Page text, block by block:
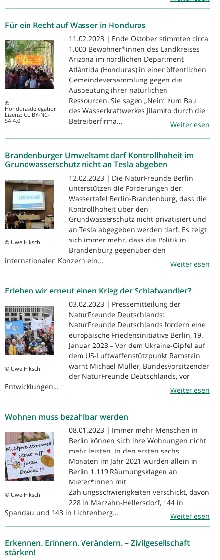
Für ein Recht auf Wasser in Honduras
©
Hondurasdelegation
Lizenz: CC BY-NC-
SA 4.0
11.02.2023 | Ende Oktober stimmten circa
1.000 Bewohner*innen des Landkreises
Arizona im nördlichen Department
Atlántida (Honduras) in einer öffentlichen
Gemeindeversammlung gegen die
Ausbeutung ihrer natürlichen
Ressourcen. Sie sagen „Nein“ zum Bau
des Wasserkraftwerkes Jilamito durch die
Betreiberfirma...
Weiterlesen
Brandenburger Umweltamt darf Kontrollhoheit im
Grundwasserschutz nicht an Tesla abgeben
© Uwe Hiksch
12.02.2023 | Die NaturFreunde Berlin
unterstützen die Forderungen der
Wassertafel Berlin-Brandenburg, dass die
Kontrollhoheit über den
Grundwasserschutz nicht privatisiert und
an Tesla abgegeben werden darf. Es zeigt
sich immer mehr, dass die Politik in
Brandenburg gegenüber den
internationalen Konzern ein...
Weiterlesen
Erleben wir erneut einen Krieg der Schlafwandler?
© Uwe Hiksch
03.02.2023 | Pressemitteilung der
NaturFreunde Deutschlands:
NaturFreunde Deutschlands fordern eine
europäische Friedensinitiative Berlin, 19.
Januar 2023 – Vor dem Ukraine-Gipfel auf
dem US-Luftwaffenstützpunkt Ramstein
warnt Michael Müller, Bundesvorsitzender
der NaturFreunde Deutschlands, vor
Entwicklungen...
Weiterlesen
Wohnen muss bezahlbar werden
© Uwe Hiksch
08.01.2023 | Immer mehr Menschen in
Berlin können sich ihre Wohnungen nicht
mehr leisten. In den ersten sechs
Monaten im Jahr 2021 wurden allein in
Berlin 1.119 Räumungsklagen an
Mieter*innen mit
Zahlungsschwierigkeiten verschickt, davon
228 in Marzahn-Hellersdorf, 144 in
Spandau und 143 in Lichtenberg...
Weiterlesen
Erkennen. Erinnern. Verändern. – Zivilgesellschaft
stärken!